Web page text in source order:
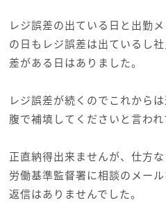
レジ誤差の出ている日と出勤
の日もレジ誤差は出ているし
差がある日はありました。
レジ誤差が続くのでこれから
腹で補填してくださいと言われ
正直納得出来ませんが、仕方な
労働基準監督署に相談のメール
返信はありませんでした。